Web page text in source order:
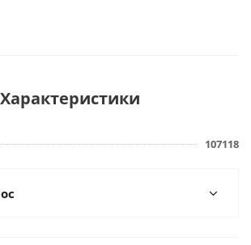
Характеристики
107118